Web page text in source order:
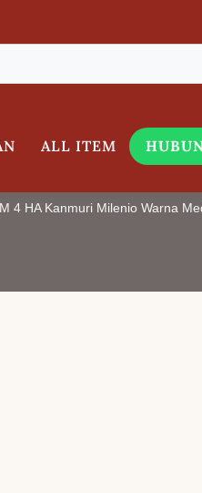
ALL ITEM
4 HA Kanmuri Milenio Warna